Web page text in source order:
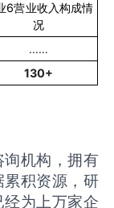
6营业收入构成情
况
……
130+
机构，拥有
积资源，研
为上万家企